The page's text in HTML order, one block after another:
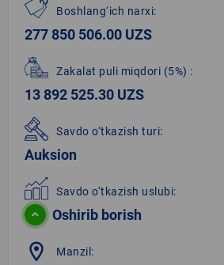
Boshlang‘ich narxi:
277 850 506.00 UZS
Zakalat puli miqdori (5%) :
13 892 525.30 UZS
Savdo o‘tkazish turi:
Auksion
Savdo o‘tkazish uslubi:
Oshirib borish
location_on Manzil: